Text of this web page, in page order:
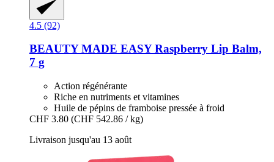
4.5 (92)
BEAUTY MADE EASYRaspberry Lip Balm,
7 g
Action régénérante
Riche en nutriments et vitamines
Huile de pépins de framboise pressée à froid
CHF 3.80 (CHF 542.86 / kg)
Livraison jusqu'au 13 août